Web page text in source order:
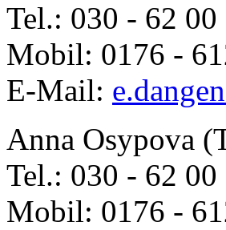
Tel.: 030 - 62 00
Mobil: 0176 -
E-Mail:
Anna Osypova
Tel.: 030 - 62 00
Mobil: 0176 -